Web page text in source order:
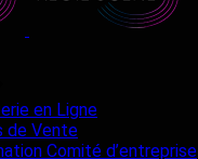
en Ligne
de Vente
Comité d’entreprise